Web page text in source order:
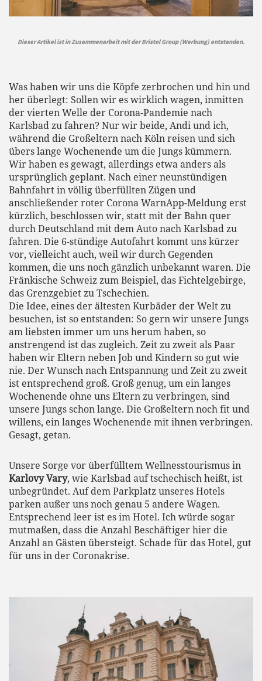
Dieser Artikel ist in Zusammenarbeit mit der Bristol Group (Werbung) entstanden.
Was haben wir uns die Köpfe zerbrochen und hin und
her überlegt: Sollen wir es wirklich wagen, inmitten
der vierten Welle der Corona-Pandemie nach
Karlsbad zu fahren? Nur wir beide, Andi und ich,
während die Großeltern nach Köln reisen und sich
übers lange Wochenende um die Jungs kümmern.
Wir haben es gewagt, allerdings etwa anders als
ursprünglich geplant. Nach einer neunstündigen
Bahnfahrt in völlig überfüllten Zügen und
anschließender roter Corona WarnApp-Meldung erst
kürzlich, beschlossen wir, statt mit der Bahn quer
durch Deutschland mit dem Auto nach Karlsbad zu
fahren. Die 6-stündige Autofahrt kommt uns kürzer
vor, vielleicht auch, weil wir durch Gegenden
kommen, die uns noch gänzlich unbekannt waren. Die
Fränkische Schweiz zum Beispiel, das Fichtelgebirge,
das Grenzgebiet zu Tschechien.
Die Idee, eines der ältesten Kurbäder der Welt zu
besuchen, ist so entstanden: So gern wir unsere Jungs
am liebsten immer um uns herum haben, so
anstrengend ist das zugleich. Zeit zu zweit als Paar
haben wir Eltern neben Job und Kindern so gut wie
nie. Der Wunsch nach Entspannung und Zeit zu zweit
ist entsprechend groß. Groß genug, um ein langes
Wochenende ohne uns Eltern zu verbringen, sind
unsere Jungs schon lange. Die Großeltern noch fit und
willens, ein langes Wochenende mit ihnen verbringen.
Gesagt, getan.
Unsere Sorge vor überfülltem Wellnesstourismus in
Karlovy Vary, wie Karlsbad auf tschechisch heißt, ist
unbegründet. Auf dem Parkplatz unseres Hotels
parken außer uns noch genau 5 andere Wagen.
Entsprechend leer ist es im Hotel. Ich würde sogar
mutmaßen, dass die Anzahl Beschäftiger hier die
Anzahl an Gästen übersteigt. Schade für das Hotel, gut
für uns in der Coronakrise.